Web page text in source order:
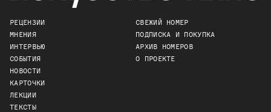
РЕЦЕНЗИИ
МНЕНИЯ
ИНТЕРВЬЮ
СОБЫТИЯ
НОВОСТИ
КАРТОЧКИ
ЛЕКЦИИ
ТЕКСТЫ
СВЕЖИЙ НОМЕР
ПОДПИСКА И ПОКУПКА
АРХИВ НОМЕРОВ
О ПРОЕКТЕ